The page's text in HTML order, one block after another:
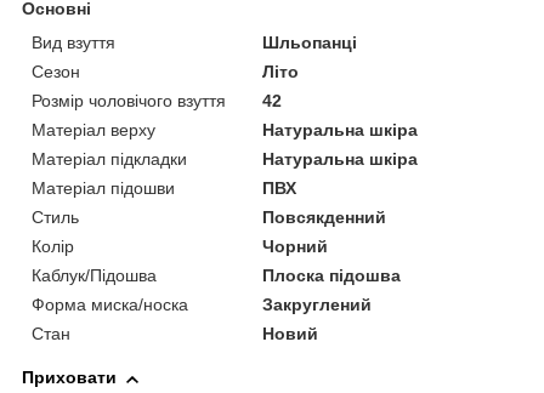
Основні
Вид взуття
Шльопанці
Сезон
Літо
Розмір чоловічого взуття
42
Матеріал верху
Натуральна шкіра
Матеріал підкладки
Натуральна шкіра
Матеріал підошви
ПВХ
Стиль
Повсякденний
Колір
Чорний
Каблук/Підошва
Плоска підошва
Форма миска/носка
Закруглений
Стан
Новий
Приховати